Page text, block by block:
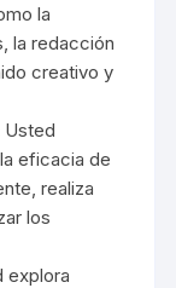
la
la redacción
creativo y
Usted
eficacia de
realiza
los
explora